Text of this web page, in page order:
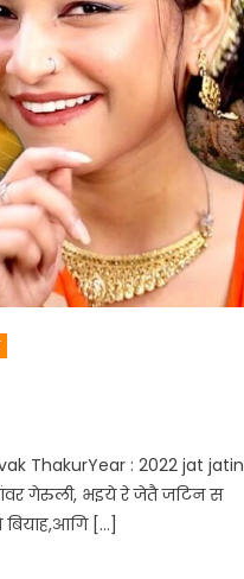
ThakurYear : 2022 jat jatin
गेरुली, भइये रे जेतै जटिन स
[…]